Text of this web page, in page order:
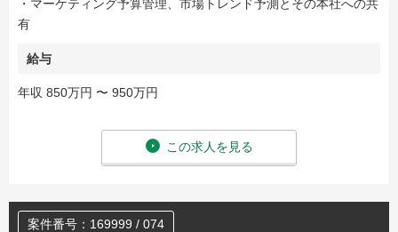
・マーケティング予算管理、市場トレンド予測とその本社への共
有
給与
年収 850万円 〜 950万円
この求人を見る
案件番号：169999 / 074